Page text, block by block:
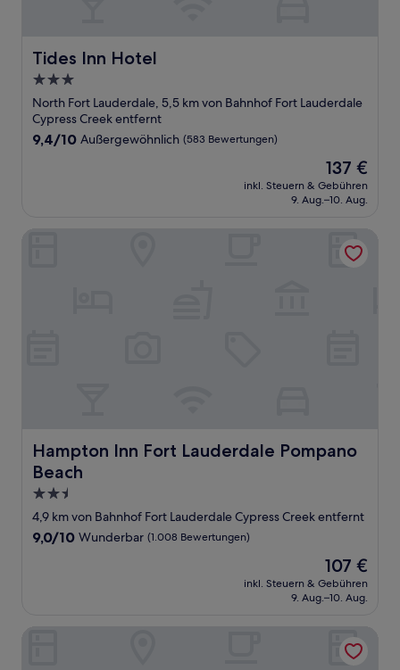
Tides Inn Hotel
Tides Inn Hotel
3.0-
Sterne-
Unterkunft
North Fort Lauderdale, 5,5 km von Bahnhof Fort Lauderdale
Cypress Creek entfernt
9.4
9,4/10 Außergewöhnlich (583 Bewertungen)
Der
Preis
beträgt
137 €
inkl. Steuern & Gebühren
9. Aug.–10. Aug.
Hampton Inn Fort Lauderdale Pompano
Beach
Hampton Inn Fort Lauderdale Pompano Beach
2.5-
Sterne-
Unterkunft
4,9 km von Bahnhof Fort Lauderdale Cypress Creek entfernt
9.0
9,0/10 Wunderbar (1.008 Bewertungen)
Der
Preis
beträgt
107 €
inkl. Steuern & Gebühren
9. Aug.–10. Aug.